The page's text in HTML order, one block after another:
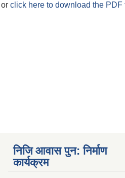
or click here to download the PDF
निजि आवास पुन: निर्माण
कार्यक्रम